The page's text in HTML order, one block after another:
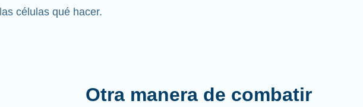
células qué hacer.
Otra manera de combatir